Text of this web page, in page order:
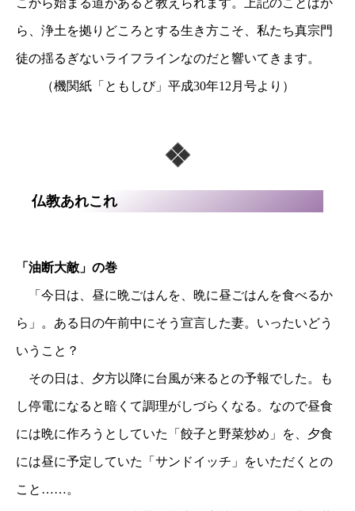
こから始まる道があると教えられます。上記のことばか
ら、浄土を拠りどころとする生き方こそ、私たち真宗門
徒の揺るぎないライフラインなのだと響いてきます。
（機関紙「ともしび」平成30年12月号より）
仏教あれこれ
「油断大敵」の巻
「今日は、昼に晩ごはんを、晩に昼ごはんを食べるか
ら」。ある日の午前中にそう宣言した妻。いったいどう
いうこと？
その日は、夕方以降に台風が来るとの予報でした。も
し停電になると暗くて調理がしづらくなる。なので昼食
には晩に作ろうとしていた「餃子と野菜炒め」を、夕食
には昼に予定していた「サンドイッチ」をいただくとの
こと……。